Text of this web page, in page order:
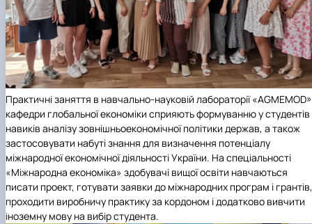
Практичні заняття в навчально-науковій лабораторії «AGMEMOD»
кафедри глобальної економіки сприяють формуванню у студентів
навиків аналізу зовнішньоекономічної політики держав, а також
застосовувати набуті знання для визначення потенціалу
міжнародної економічної діяльності України. На спеціальності
«Міжнародна економіка» здобувачі вищої освіти навчаються
писати проект, готувати заявки до міжнародних програм і грантів,
проходити виробничу практику за кордоном і додатково вивчити
іноземну мову на вибір студента.